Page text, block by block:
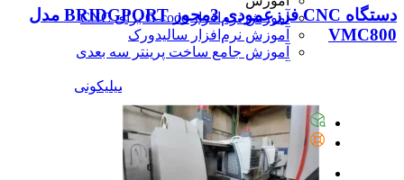
آموزش نرم‌افزار G-code برای CNC
آموزش نرم‌افزار سالیدورک
آموزش جامع ساخت پرینتر سه بعدی
آموزش کامل ساخت قالب سیلیکونی
همه آموزش
پیگیری سفارشات
تماس با ما
دستگاه CNC فرزعمودی 3محور BRIDGPORT مدل
VMC800